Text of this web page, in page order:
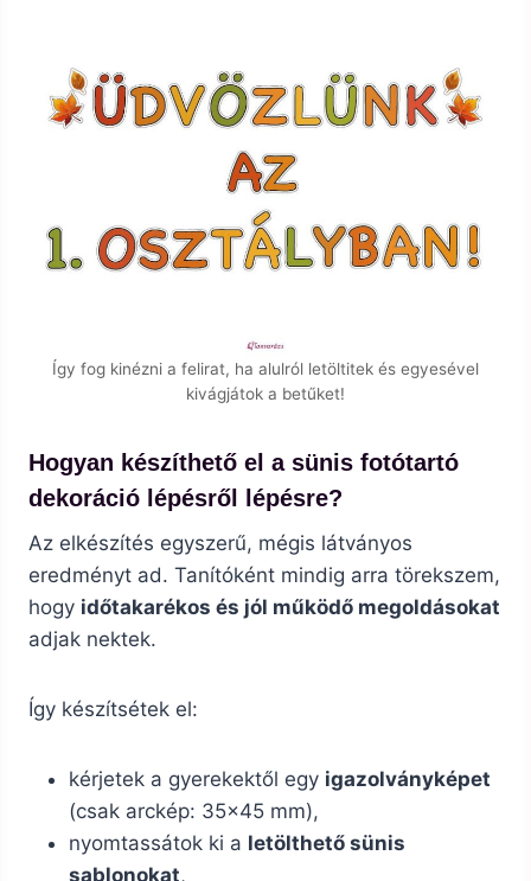
Így fog kinézni a felirat, ha alulról letöltitek és egyesével
kivágjátok a betűket!
Hogyan készíthető el a sünis fotótartó
dekoráció lépésről lépésre?
Az elkészítés egyszerű, mégis látványos
eredményt ad. Tanítóként mindig arra törekszem,
hogy időtakarékos és jól működő megoldásokat
adjak nektek.
Így készítsétek el:
kérjetek a gyerekektől egy igazolványképet
(csak arckép: 35×45 mm),
nyomtassátok ki a letölthető sünis
sablonokat,